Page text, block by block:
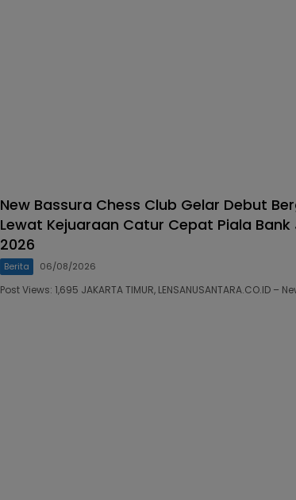
New Bassura Chess Club Gelar Debut
Lewat Kejuaraan Catur Cepat Piala
2026
Berita 06/08/2026
Post Views: 1,695 JAKARTA TIMUR, LENSANUSANTARA.CO.ID –